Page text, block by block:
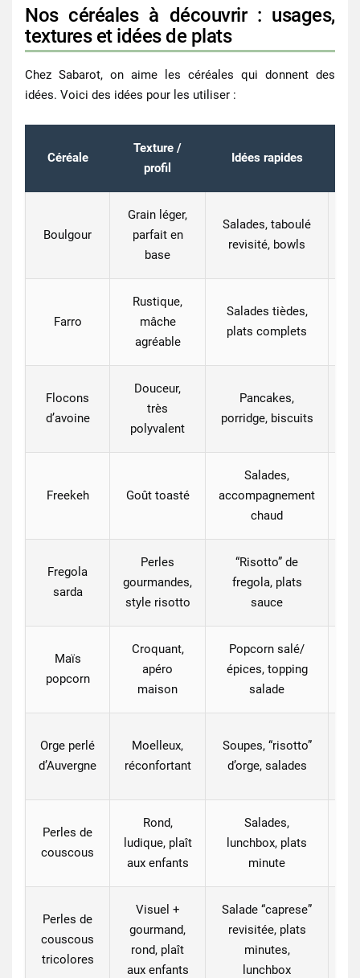
Nos céréales à découvrir : usages,
textures et idées de plats
Chez Sabarot, on aime les céréales qui donnent des
idées. Voici des idées pour les utiliser :
Céréale
Texture /
profil
Idées rapides
Boulgour
Grain léger,
parfait en
base
Salades, taboulé
revisité, bowls
Farro
Rustique,
mâche
agréable
Salades tièdes,
plats complets
Flocons
d’avoine
Douceur,
très
polyvalent
Pancakes,
porridge, biscuits
Freekeh Goût toasté
Salades,
accompagnement
chaud
Fregola
sarda
Perles
gourmandes,
style risotto
“Risotto” de
fregola, plats
sauce
Maïs
popcorn
Croquant,
apéro
maison
Popcorn salé/
épices, topping
salade
Orge perlé
d’Auvergne
Moelleux,
réconfortant
Soupes, “risotto”
d’orge, salades
Perles de
couscous
Rond,
ludique, plaît
aux enfants
Salades,
lunchbox, plats
minute
Perles de
couscous
tricolores
Visuel +
gourmand,
rond, plaît
aux enfants
Salade “caprese”
revisitée, plats
minutes,
lunchbox